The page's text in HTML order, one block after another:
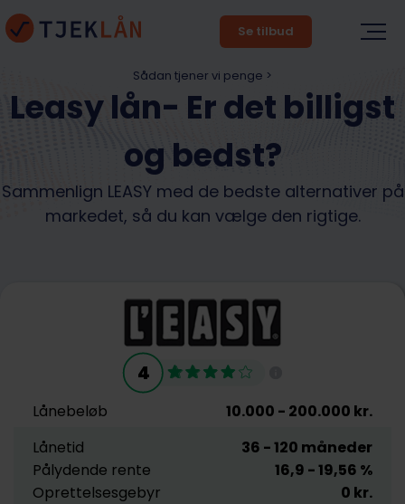
Se tilbud
Sådan tjener vi penge >
Leasy lån- Er det billigst
og bedst?
Sammenlign LEASY med de bedste alternativer på
markedet, så du kan vælge den rigtige.
4
Lånebeløb 10.000 - 200.000 kr.
Lånetid
36 - 120 måneder
Pålydende rente
16,9 - 19,56 %
Oprettelsesgebyr
0 kr.